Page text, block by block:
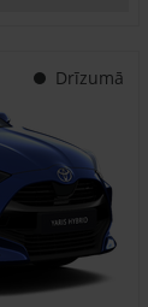
Drīzumā